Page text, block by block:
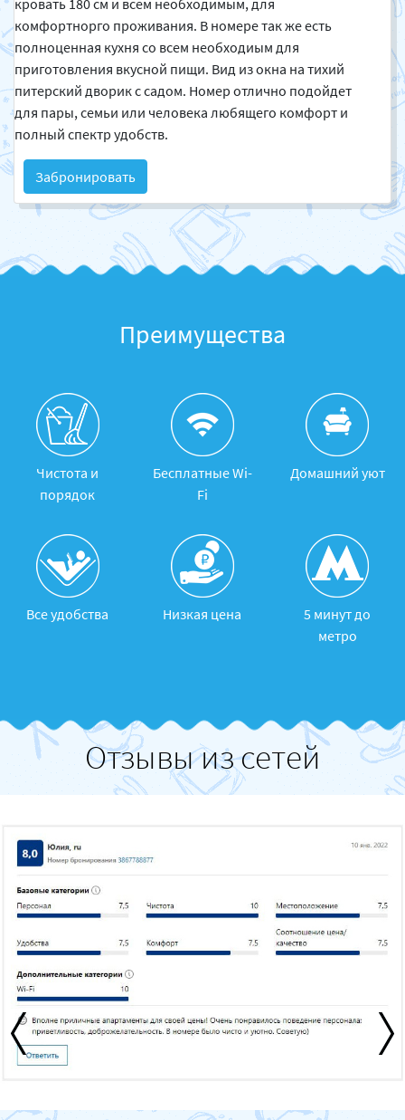
кровать 180 см и всем необходимым, для
комфортнорго проживания. В номере так же есть
полноценная кухня со всем необходиым для
приготовления вкусной пищи. Вид из окна на тихий
питерский дворик с садом. Номер отлично подойдет
для пары, семьи или человека любящего комфорт и
полный спектр удобств.
Забронировать
Преимущества
Чистота и
порядок
Бесплатные Wi-
Fi
Домашний уют
Все удобства Низкая цена
5 минут до
метро
Отзывы из сетей